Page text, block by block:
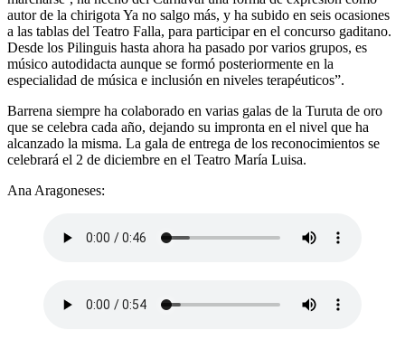
autor de la chirigota Ya no salgo más, y ha subido en seis ocasiones
a las tablas del Teatro Falla, para participar en el concurso gaditano.
Desde los Pilinguis hasta ahora ha pasado por varios grupos, es
músico autodidacta aunque se formó posteriormente en la
especialidad de música e inclusión en niveles terapéuticos”.
Barrena siempre ha colaborado en varias galas de la Turuta de oro
que se celebra cada año, dejando su impronta en el nivel que ha
alcanzado la misma. La gala de entrega de los reconocimientos se
celebrará el 2 de diciembre en el Teatro María Luisa.
Ana Aragoneses: